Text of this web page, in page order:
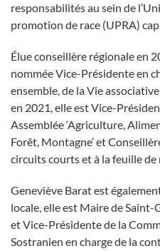
responsabilités au sein de
promotion de race (UPRA)
Élue conseillère régionale en
nommée Vice-Présidente en
ensemble, de la Vie
en 2021, elle est Vice-
Assemblée ‘Agriculture,
Forêt, Montagne’ et
circuits courts et à la feuille
Geneviève Barat est
locale, elle est Maire de
et Vice-Présidente de la
Sostranien en charge de la